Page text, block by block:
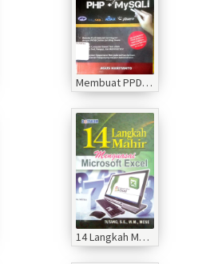
Membuat PPDB sekolah dan computer based tepat dengan PHP+MySQLi
14 Langkah Mahir Menguasai Microsoft Excel